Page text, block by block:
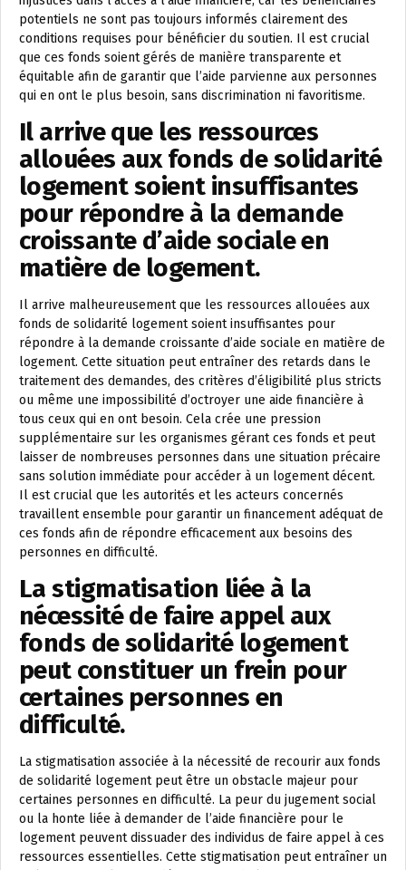
potentiels ne sont pas toujours informés clairement des
conditions requises pour bénéficier du soutien. Il est crucial
que ces fonds soient gérés de manière transparente et
équitable afin de garantir que l’aide parvienne aux personnes
qui en ont le plus besoin, sans discrimination ni favoritisme.
Il arrive que les ressources
allouées aux fonds de solidarité
logement soient insuffisantes
pour répondre à la demande
croissante d’aide sociale en
matière de logement.
Il arrive malheureusement que les ressources allouées aux
fonds de solidarité logement soient insuffisantes pour
répondre à la demande croissante d’aide sociale en matière de
logement. Cette situation peut entraîner des retards dans le
traitement des demandes, des critères d’éligibilité plus stricts
ou même une impossibilité d’octroyer une aide financière à
tous ceux qui en ont besoin. Cela crée une pression
supplémentaire sur les organismes gérant ces fonds et peut
laisser de nombreuses personnes dans une situation précaire
sans solution immédiate pour accéder à un logement décent.
Il est crucial que les autorités et les acteurs concernés
travaillent ensemble pour garantir un financement adéquat de
ces fonds afin de répondre efficacement aux besoins des
personnes en difficulté.
La stigmatisation liée à la
nécessité de faire appel aux
fonds de solidarité logement
peut constituer un frein pour
certaines personnes en
difficulté.
La stigmatisation associée à la nécessité de recourir aux fonds
de solidarité logement peut être un obstacle majeur pour
certaines personnes en difficulté. La peur du jugement social
ou la honte liée à demander de l’aide financière pour le
logement peuvent dissuader des individus de faire appel à ces
ressources essentielles. Cette stigmatisation peut entraîner un